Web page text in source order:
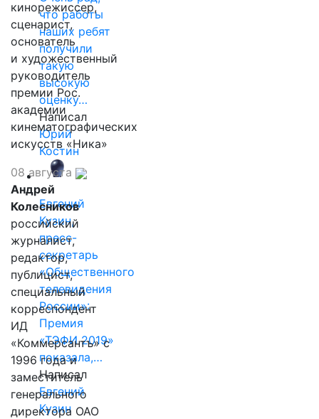
что работы
наших ребят
получили
такую
высокую
оценку…
Написал
Юрий
Костин
Евгений
Кузин,
пресс-
секретарь
«Общественного
телевидения
России»:
Премия
«ТЭФИ 2019»
показала,…
Написал
Евгений
Кузин
кинорежиссер,
сценарист,
основатель
и художественный
руководитель
премии Рос.
академии
кинематографических
искусств «Ника»
08 августа
Андрей
Колесников
российский
журналист,
редактор,
публицист,
специальный
корреспондент
ИД
«Коммерсантъ» с
1996 года и
заместитель
генерального
директора ОАО